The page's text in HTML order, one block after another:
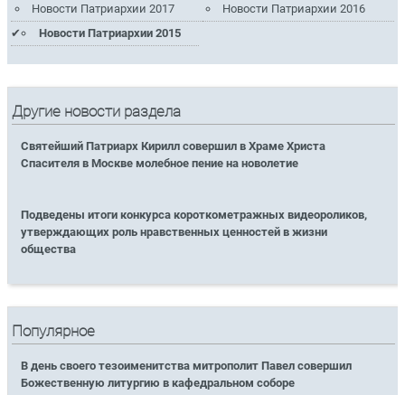
Новости Патриархии 2017
Новости Патриархии 2016
Новости Патриархии 2015
Другие новости раздела
Святейший Патриарх Кирилл совершил в Храме Христа
Спасителя в Москве молебное пение на новолетие
Подведены итоги конкурса короткометражных видеороликов,
утверждающих роль нравственных ценностей в жизни
общества
Популярное
В день своего тезоименитства митрополит Павел совершил
Божественную литургию в кафедральном соборе